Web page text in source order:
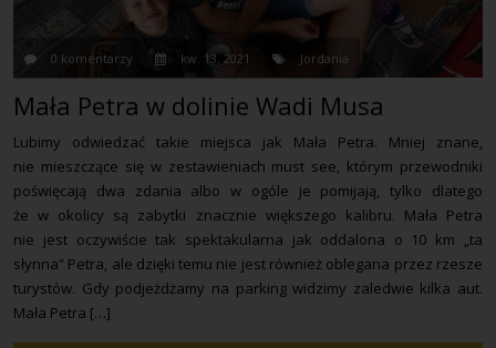
0 komentarzy kw. 13, 2021 Jordania
Mała Petra w dolinie Wadi Musa
Lubimy odwiedzać takie miejsca jak Mała Petra. Mniej znane,
nie mieszczące się w zestawieniach must see, którym przewodniki
poświęcają dwa zdania albo w ogóle je pomijają, tylko dlatego
że w okolicy są zabytki znacznie większego kalibru. Mała Petra
nie jest oczywiście tak spektakularna jak oddalona o 10 km „ta
słynna” Petra, ale dzięki temu nie jest również oblegana przez rzesze
turystów. Gdy podjeżdżamy na parking widzimy zaledwie kilka aut.
Mała Petra […]